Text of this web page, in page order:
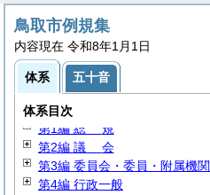
鳥取市例規集
内容現在 令和8年1月1日
体系 五十音
体系目次
第1編 総 規
第2編 議 会
第3編 委員会・委員・附属機関
第4編 行政一般